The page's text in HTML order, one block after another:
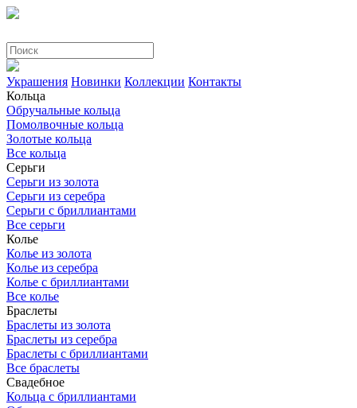
Украшения Новинки Коллекции Контакты
Кольца
Обручальные кольца
Помолвочные кольца
Золотые кольца
Все кольца
Серьги
Серьги из золота
Серьги из серебра
Серьги с бриллиантами
Все серьги
Колье
Колье из золота
Колье из серебра
Колье с бриллиантами
Все колье
Браслеты
Браслеты из золота
Браслеты из серебра
Браслеты с бриллиантами
Все браслеты
Свадебное
Кольца с бриллиантами